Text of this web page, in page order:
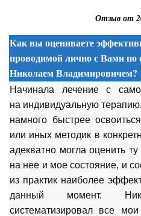
Отзыв от
Как вы оцениваете
проводимой лично с Вами
Николаем Владимировичем?
Начинала лечение с
на индивидуальную
намного быстрее
или иных методик в
адекватно могла оценить
на нее и мое состояние, и
из практик наиболее
данный момент.
систематизировал все